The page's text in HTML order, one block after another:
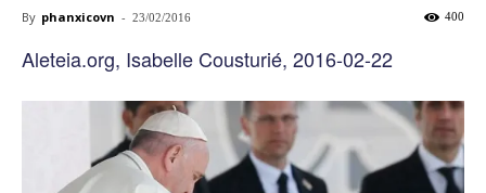
By phanxicovn - 23/02/2016 400
Aleteia.org, Isabelle Cousturié, 2016-02-22